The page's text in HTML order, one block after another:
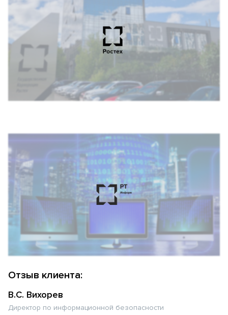
Отзыв клиента:
В.С. Вихорев
Директор по информационной безопасности